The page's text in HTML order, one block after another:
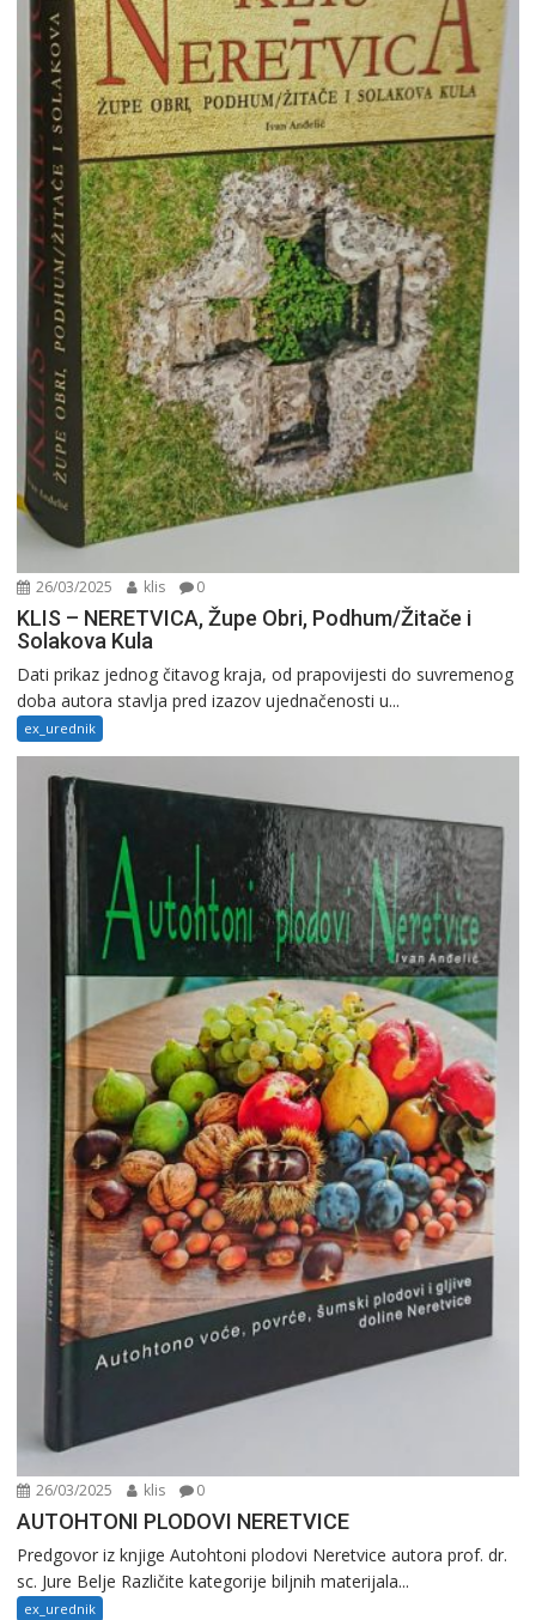
26/03/2025 klis 0
KLIS – NERETVICA, Župe Obri, Podhum/Žitače i
Solakova Kula
Dati prikaz jednog čitavog kraja, od prapovijesti do suvremenog
doba autora stavlja pred izazov ujednačenosti u...
ex_urednik
26/03/2025 klis 0
AUTOHTONI PLODOVI NERETVICE
Predgovor iz knjige Autohtoni plodovi Neretvice autora prof. dr.
sc. Jure Belje Različite kategorije biljnih materijala...
ex_urednik